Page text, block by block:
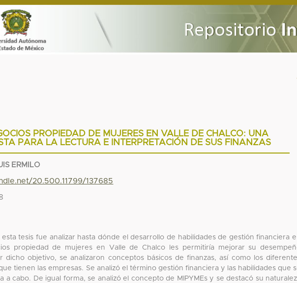
PROPIEDAD DE MUJERES EN VALLE DE CHALCO: UNA
PARA LA LECTURA E INTERPRETACIÓN DE SUS FINANZAS
ERMILO
20.500.11799/137685
tesis fue analizar hasta dónde el desarrollo de habilidades de gestión financiera
propiedad de mujeres en Valle de Chalco les permitiría mejorar su
dicho objetivo, se analizaron conceptos básicos de finanzas, así como los
tienen las empresas. Se analizó el término gestión financiera y las habilidades que
a cabo. De igual forma, se analizó el concepto de MIPYMEs y se destacó su